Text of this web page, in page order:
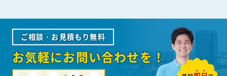
ご相談・お見積もり無料
お気軽にお問い合わせを！